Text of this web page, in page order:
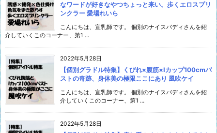
なワードが好きなやつちょっと来い。歩くエロスプリ
ンクラー 愛場れいら
こんにちは、宣乳師です。 個別のナイスバディさんを紹
介していくこのコーナー、第1 ...
2022年5月28日
【個別グラドル特集】くびれ×腹筋×Iカップ100cmバ
ストの奇跡、身体美の極限ここにあり 風吹ケイ
こんにちは、宣乳師です。 個別のナイスバディさんを紹
介していくこのコーナー、第1 ...
2022年5月28日